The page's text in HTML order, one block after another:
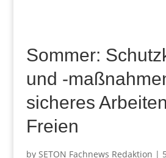
Sommer:
und -
sicheres
Freien
by SETON Fachnews Redaktion |